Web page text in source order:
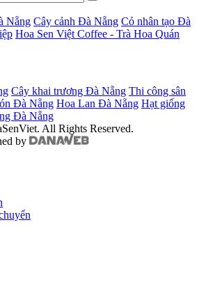
Nẵng Cây cảnh Đà Nẵng Cỏ nhân tạo Đà
Hoa Sen Việt Coffee - Trà Hoa Quán
Cây khai trương Đà Nẵng Thi công sân
Đà Nẵng Hoa Lan Đà Nẵng Hạt giống
Đà Nẵng
All Rights Reserved.
by